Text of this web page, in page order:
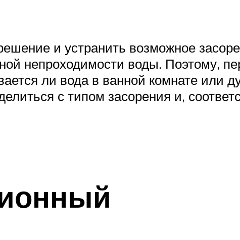
и устранить возможное
непроходимости воды. Поэтому,
ли вода в ванной комнате или
с типом засорения и,